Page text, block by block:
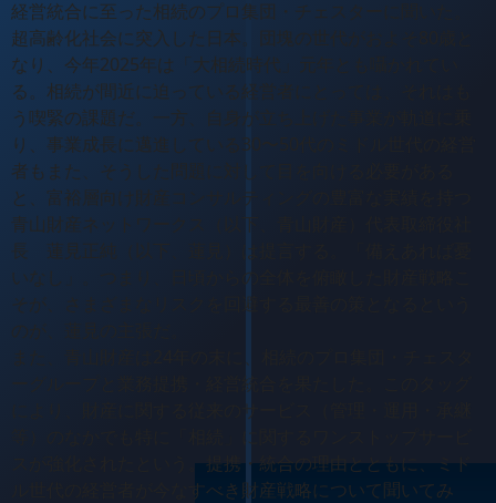
経営統合に至った相続のプロ集団・チェスターに聞いた。
超高齢化社会に突入した日本。団塊の世代がおよそ80歳と
なり、今年2025年は「大相続時代」元年とも囁かれてい
る。相続が間近に迫っている経営者にとっては、それはも
う喫緊の課題だ。一方、自身が立ち上げた事業が軌道に乗
り、事業成長に邁進している30〜50代のミドル世代の経営
者もまた、そうした問題に対して目を向ける必要がある
と、富裕層向け財産コンサルティングの豊富な実績を持つ
青山財産ネットワークス（以下、青山財産）代表取締役社
長 蓮見正純（以下、蓮見）は提言する。「備えあれば憂
いなし」。つまり、日頃からの全体を俯瞰した財産戦略こ
そが、さまざまなリスクを回避する最善の策となるという
のが、蓮見の主張だ。
ーグループと業務提携・経営統合を果たした。このタッグ
により、財産に関する従来のサービス（管理・運用・承継
等）のなかでも特に「相続」に関するワンストップサービ
スが強化されたという。提携・統合の理由とともに、ミド
ル世代の経営者が今なすべき財産戦略について聞いてみ